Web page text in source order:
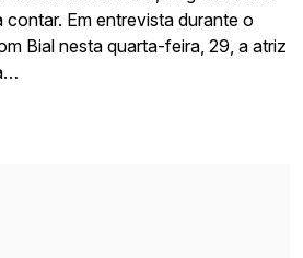
contar. Em entrevista durante o
Bial nesta quarta-feira, 29, a atriz